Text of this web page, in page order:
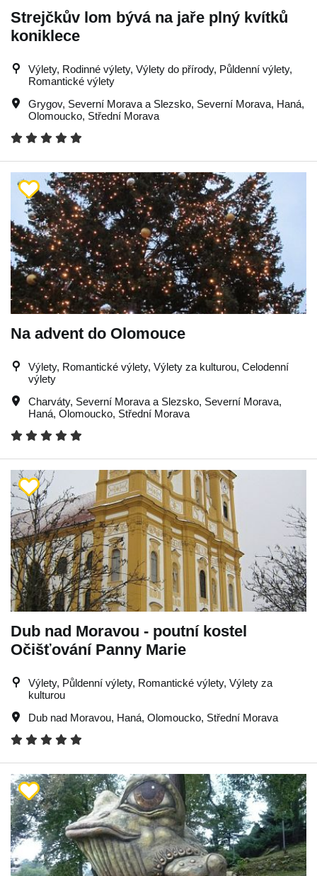
Strejčkův lom bývá na jaře plný kvítků
koniklece
Výlety, Rodinné výlety, Výlety do přírody, Půldenní výlety,
Romantické výlety
Grygov, Severní Morava a Slezsko, Severní Morava, Haná,
Olomoucko, Střední Morava
Na advent do Olomouce
Výlety, Romantické výlety, Výlety za kulturou, Celodenní
výlety
Charváty, Severní Morava a Slezsko, Severní Morava,
Haná, Olomoucko, Střední Morava
Dub nad Moravou - poutní kostel
Očišťování Panny Marie
Výlety, Půldenní výlety, Romantické výlety, Výlety za
kulturou
Dub nad Moravou, Haná, Olomoucko, Střední Morava